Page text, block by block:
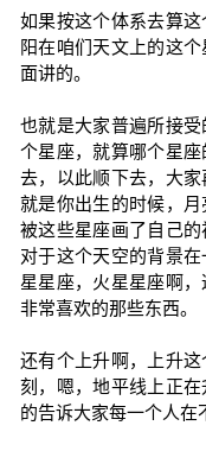
如果按这个体系去算
阳在咱们天文上的这
面讲的。
也就是大家普遍所接
个星座，就算哪个星
去，以此顺下去，大家
就是你出生的时候，
被这些星座画了自己
对于这个天空的背景
星星座，火星星座啊
非常喜欢的那些东西。
还有个上升啊，上升
刻，嗯，地平线上正
的告诉大家每一个人在